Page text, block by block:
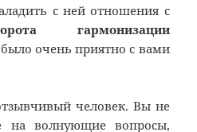
с ней отношения с
гармонизации
очень приятно с вами
человек. Вы не
на волнующие вопросы,